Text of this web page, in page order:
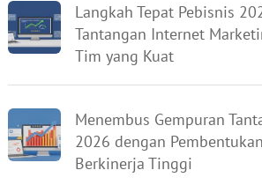
Langkah Tepat Pebisnis
Tantangan Internet
Tim yang Kuat
Menembus Gempuran
2026 dengan
Berkinerja Tinggi